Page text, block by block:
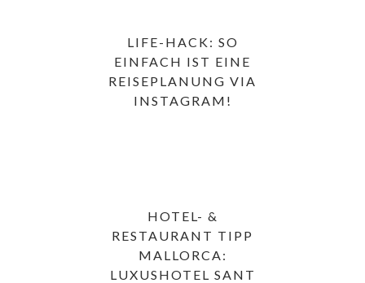
LIFE-HACK: SO
EINFACH IST EINE
REISEPLANUNG VIA
INSTAGRAM!
HOTEL- &
RESTAURANT TIPP
MALLORCA:
LUXUSHOTEL SANT